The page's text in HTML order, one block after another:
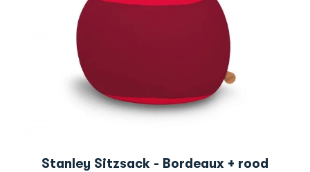
Stanley Sitzsack - Bordeaux + rood